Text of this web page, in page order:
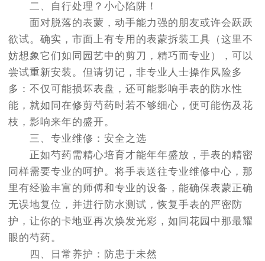
二、自行处理？小心陷阱！
面对脱落的表蒙，动手能力强的朋友或许会跃跃
欲试。确实，市面上有专用的表蒙拆装工具（这里不
妨想象它们如同园艺中的剪刀，精巧而专业），可以
尝试重新安装。但请切记，非专业人士操作风险多
多：不仅可能损坏表盘，还可能影响手表的防水性
能，就如同在修剪芍药时若不够细心，便可能伤及花
枝，影响来年的盛开。
三、专业维修：安全之选
正如芍药需精心培育才能年年盛放，手表的精密
同样需要专业的呵护。将手表送往专业维修中心，那
里有经验丰富的师傅和专业的设备，能确保表蒙正确
无误地复位，并进行防水测试，恢复手表的严密防
护，让你的卡地亚再次焕发光彩，如同花园中那最耀
眼的芍药。
四、日常养护：防患于未然